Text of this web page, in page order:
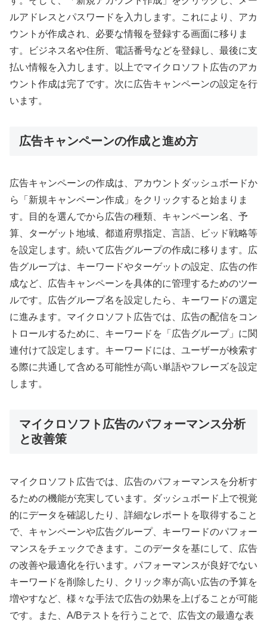
ルアドレスとパスワードを入力します。これにより、アカ
ウントが作成され、必要な情報を登録する画面に移りま
す。ビジネス名や住所、電話番号などを登録し、最後に支
払い情報を入力します。以上でマイクロソフト広告のアカ
ウント作成は完了です。次に広告キャンペーンの設定を行
います。
広告キャンペーンの作成と進め方
広告キャンペーンの作成は、アカウントダッシュボードか
ら「新規キャンペーン作成」をクリックすると始まりま
す。目的を選んでから広告の種類、キャンペーン名、予
算、ターゲット地域、都道府県指定、言語、ビッド戦略等
を設定します。続いて広告グループの作成に移ります。広
告グループは、キーワードやターゲットの設定、広告の作
成など、広告キャンペーンを具体的に管理するためのツー
ルです。広告グループ名を設定したら、キーワードの選定
に進みます。マイクロソフト広告では、広告の配信をコン
トロールするために、キーワードを「広告グループ」に関
連付けて設定します。キーワードには、ユーザーが検索す
る際に共通して含める可能性が高い単語やフレーズを設定
します。
マイクロソフト広告のパフォーマンス分析
と改善策
マイクロソフト広告では、広告のパフォーマンスを分析す
るための機能が充実しています。ダッシュボード上で視覚
的にデータを確認したり、詳細なレポートを取得すること
で、キャンペーンや広告グループ、キーワードのパフォー
マンスをチェックできます。このデータを基にして、広告
の改善や最適化を行います。パフォーマンスが良好でない
キーワードを削除したり、クリック率が高い広告の予算を
増やすなど、様々な手法で広告の効果を上げることが可能
です。また、A/Bテストを行うことで、広告文の最適な表